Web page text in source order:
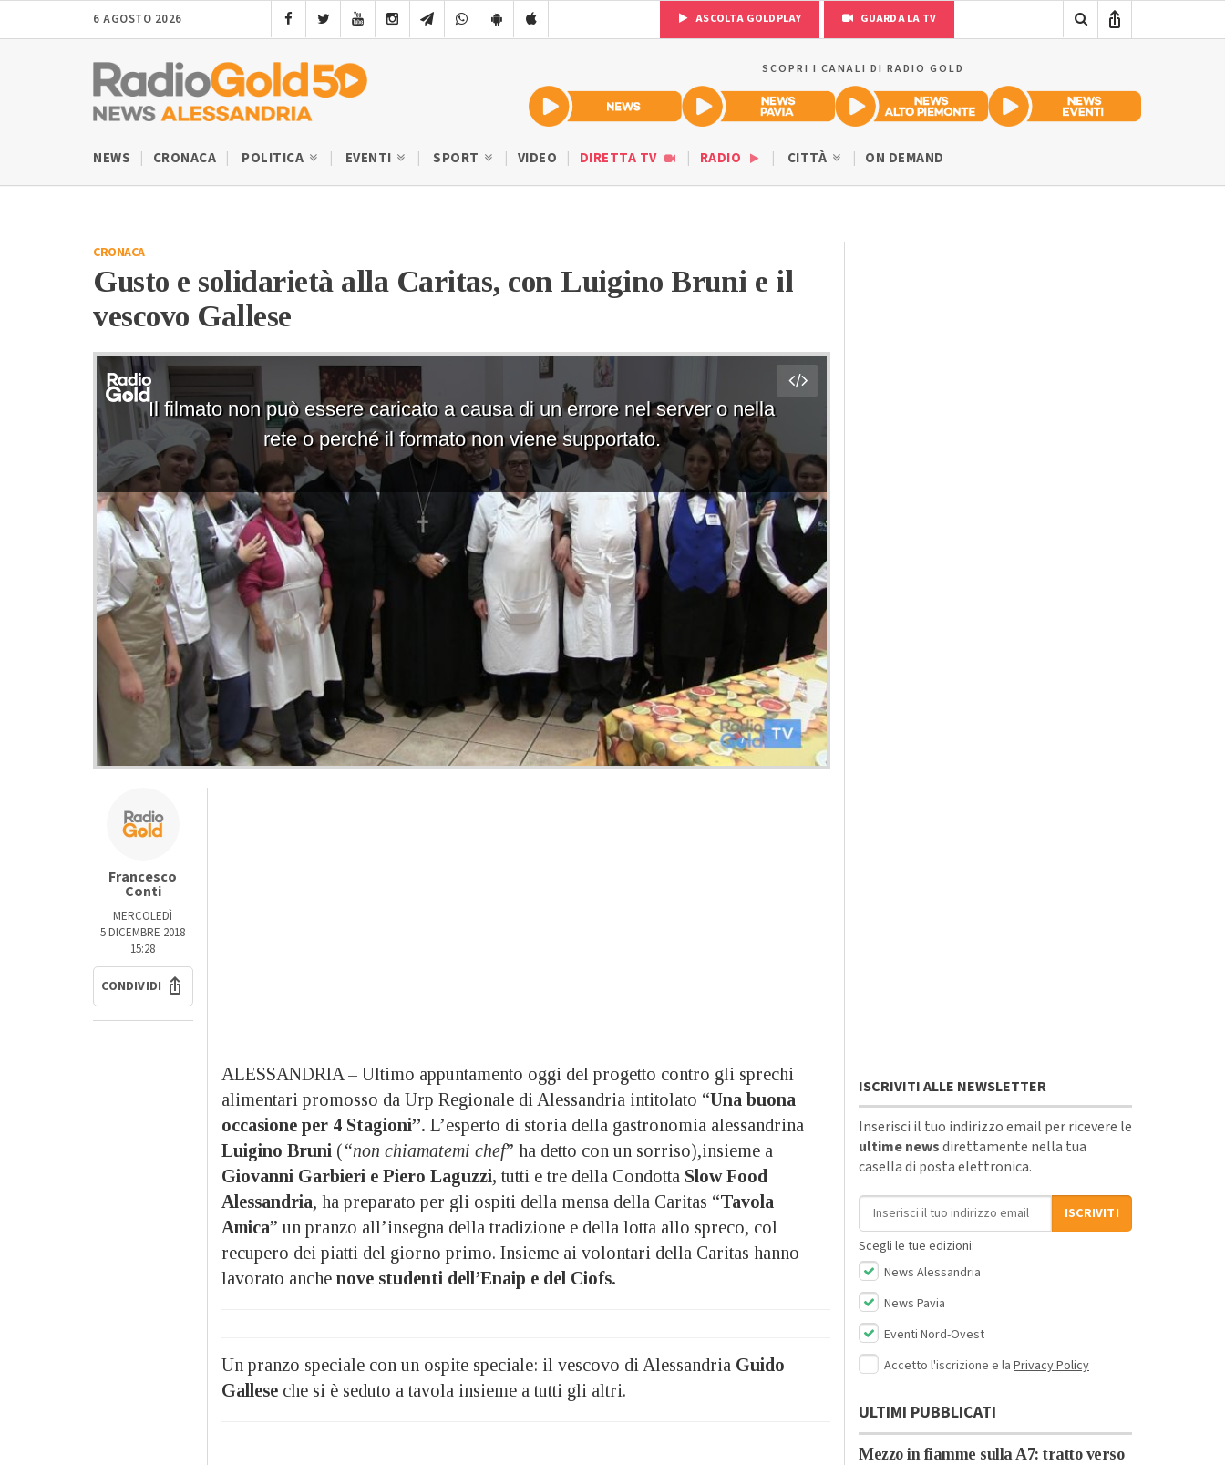
6 AGOSTO 2026 ASCOLTA GOLDPLAY GUARDA LA TV
SCOPRI I CANALI DI RADIO GOLD
NEWS CRONACA POLITICA EVENTI SPORT VIDEO DIRETTA TV RADIO CITTÀ ON DEMAND
CRONACA
Gusto e solidarietà alla Caritas, con Luigino Bruni e il
vescovo Gallese
Francesco
Conti
MERCOLEDÌ
5 DICEMBRE 2018
15:28
CONDIVIDI
ALESSANDRIA – Ultimo appuntamento oggi del progetto contro gli sprechi
alimentari promosso da Urp Regionale di Alessandria intitolato “Una buona
occasione per 4 Stagioni”. L’esperto di storia della gastronomia alessandrina
Luigino Bruni (“non chiamatemi chef” ha detto con un sorriso),insieme a
Giovanni Garbieri e Piero Laguzzi, tutti e tre della Condotta Slow Food
Alessandria, ha preparato per gli ospiti della mensa della Caritas “Tavola
Amica” un pranzo all’insegna della tradizione e della lotta allo spreco, col
recupero dei piatti del giorno primo. Insieme ai volontari della Caritas hanno
lavorato anche nove studenti dell’Enaip e del Ciofs.
Un pranzo speciale con un ospite speciale: il vescovo di Alessandria Guido
Galleseche si è seduto a tavola insieme a tutti gli altri.
ISCRIVITI ALLE NEWSLETTER
Inserisci il tuo indirizzo email per ricevere le
ultime newsdirettamente nella tua
casella di posta elettronica.
Indirizzo email
ISCRIVITI
Scegli le tue edizioni:
News Alessandria
News Pavia
Eventi Nord-Ovest
Accetto l'iscrizione e la Privacy Policy
ULTIMI PUBBLICATI
Mezzo in fiamme sulla A7: tratto verso